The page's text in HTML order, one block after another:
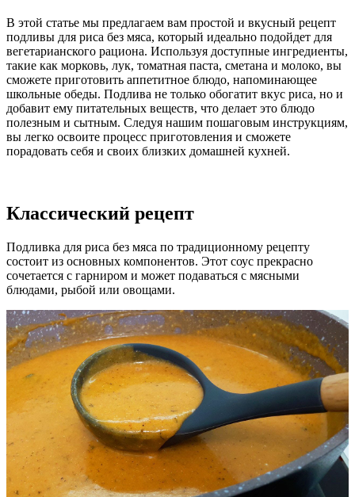
В этой статье мы предлагаем вам простой и вкусный рецепт
подливы для риса без мяса, который идеально подойдет для
вегетарианского рациона. Используя доступные ингредиенты,
такие как морковь, лук, томатная паста, сметана и молоко, вы
сможете приготовить аппетитное блюдо, напоминающее
школьные обеды. Подлива не только обогатит вкус риса, но и
добавит ему питательных веществ, что делает это блюдо
полезным и сытным. Следуя нашим пошаговым инструкциям,
вы легко освоите процесс приготовления и сможете
порадовать себя и своих близких домашней кухней.
Классический рецепт
Подливка для риса без мяса по традиционному рецепту
состоит из основных компонентов. Этот соус прекрасно
сочетается с гарниром и может подаваться с мясными
блюдами, рыбой или овощами.